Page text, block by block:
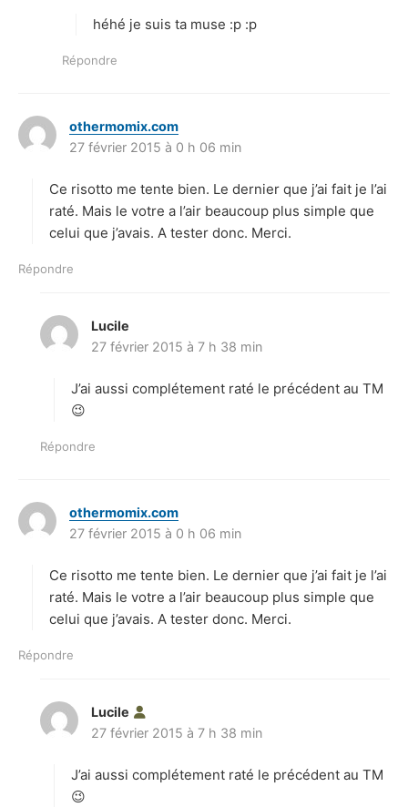
héhé je suis ta muse :p :p
Répondre
othermomix.com
i
:
27 février 2015 à 0 h 06 min
Ce risotto me tente bien. Le dernier que j’ai fait je l’ai
raté. Mais le votre a l’air beaucoup plus simple que
celui que j’avais. A tester donc. Merci.
Répondre
Lucile
i
27 février 2015 à 7 h 38 min
J’ai aussi complétement raté le précédent au TM
😉
Répondre
othermomix.com
i
:
27 février 2015 à 0 h 06 min
Ce risotto me tente bien. Le dernier que j’ai fait je l’ai
raté. Mais le votre a l’air beaucoup plus simple que
celui que j’avais. A tester donc. Merci.
Répondre
Lucile
27 février 2015 à 7 h 38 min
J’ai aussi complétement raté le précédent au TM
😉